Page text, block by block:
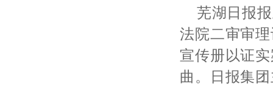
芜湖日报
法院二审审
宣传册以证
曲。日报集